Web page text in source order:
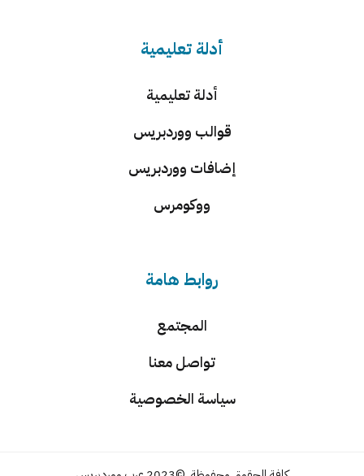
أدلة تعليمية
أدلة تعليمية
قوالب ووردبريس
إضافات ووردبريس
ووكومرس
روابط هامة
المجتمع
تواصل معنا
سياسة الخصوصية